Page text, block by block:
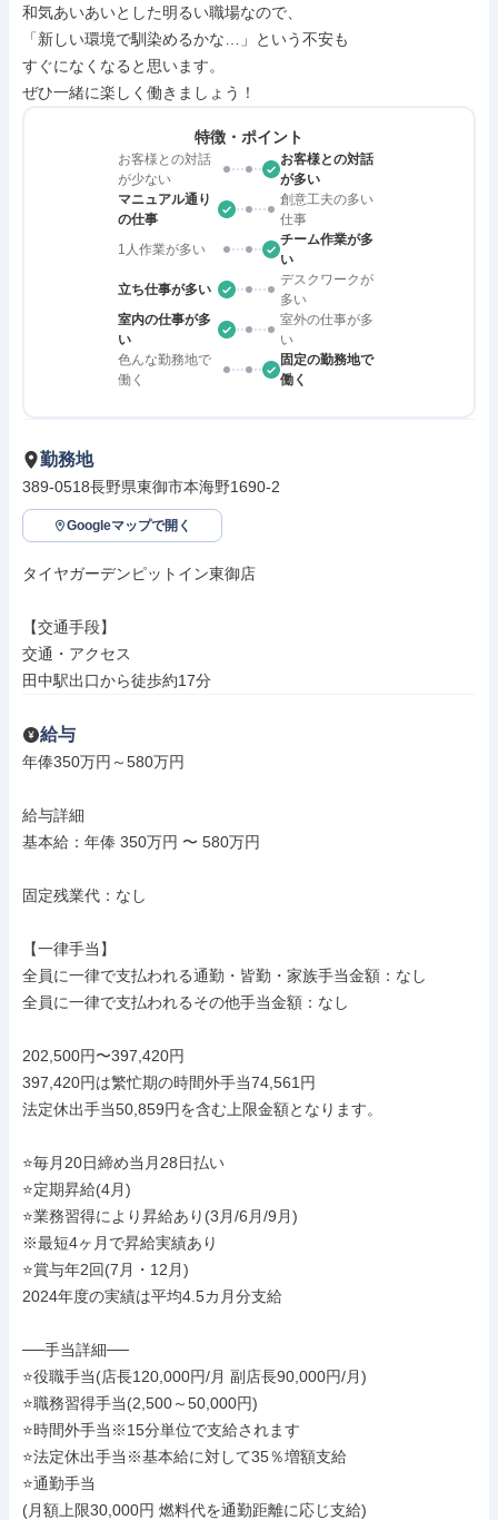
和気あいあいとした明るい職場なので、
「新しい環境で馴染めるかな…」という不安も
すぐになくなると思います。
ぜひ一緒に楽しく働きましょう！
特徴・ポイント
お客様との対話
が少ない
お客様との対話
が多い
マニュアル通り
の仕事
創意工夫の多い
仕事
1人作業が多い
チーム作業が多
い
立ち仕事が多い
デスクワークが
多い
室内の仕事が多
い
室外の仕事が多
い
色んな勤務地で
働く
固定の勤務地で
働く
勤務地
389-0518長野県東御市本海野1690-2
Googleマップで開く
タイヤガーデンピットイン東御店
【交通手段】
交通・アクセス
田中駅出口から徒歩約17分
給与
年俸350万円～580万円
給与詳細
基本給：年俸 350万円 〜 580万円
固定残業代：なし
【一律手当】
全員に一律で支払われる通勤・皆勤・家族手当金額：なし
全員に一律で支払われるその他手当金額：なし
202,500円〜397,420円
397,420円は繁忙期の時間外手当74,561円
法定休出手当50,859円を含む上限金額となります。
⭐️毎月20日締め当月28日払い
⭐️定期昇給(4月)
⭐️業務習得により昇給あり(3月/6月/9月)
※最短4ヶ月で昇給実績あり
⭐️賞与年2回(7月・12月)
2024年度の実績は平均4.5カ月分支給
──手当詳細──
⭐️役職手当(店長120,000円/月 副店長90,000円/月)
⭐️職務習得手当(2,500～50,000円)
⭐️時間外手当※15分単位で支給されます
⭐️法定休出手当※基本給に対して35％増額支給
⭐️通勤手当
(月額上限30,000円 燃料代を通勤距離に応じ支給)